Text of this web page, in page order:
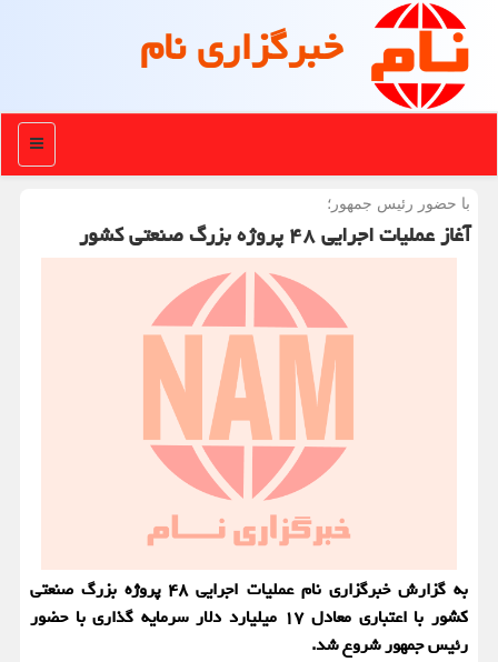
خبرگزاری نام
منو
با حضور رئیس جمهور؛
آغاز عملیات اجرایی ۴۸ پروژه بزرگ صنعتی کشور
به گزارش خبرگزاری نام عملیات اجرایی ۴۸ پروژه بزرگ صنعتی
کشور با اعتباری معادل ۱۷ میلیارد دلار سرمایه گذاری با حضور
رئیس جمهور شروع شد.